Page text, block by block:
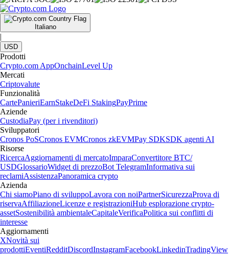
Italiano
|
USD
Prodotti
Crypto.com AppOnchainLevel Up
Mercati
Criptovalute
Funzionalità
CartePanieriEarnStakeDeFi StakingPayPrime
Aziende
CustodiaPay (per i rivenditori)
Sviluppatori
Cronos PoSCronos EVMCronos zkEVMPay SDKSDK agenti AI
Risorse
RicercaAggiornamenti di mercatoImparaConvertitore BTC/
USDGlossarioWidget di prezzoBot TelegramInformativa sui
reclamiAssistenzaPanoramica crypto
Azienda
Chi siamoPiano di sviluppoLavora con noiPartnerSicurezzaProva di
riservaAffiliazioneLicenze e registrazioniHub esplorazione crypto-
assetSostenibilità ambientaleCapitaleVerificaPolitica sui conflitti di
interesse
Aggiornamenti
XNovità sui
prodottiEventiRedditDiscordInstagramFacebookLinkedinTradingView